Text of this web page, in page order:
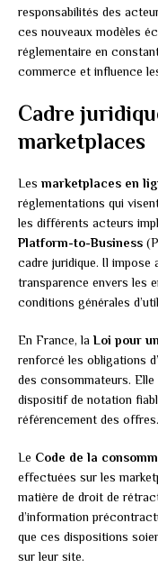
responsabilités des
ces nouveaux modèles
réglementaire en
commerce et influence
Cadre
marketplaces
Les marketplaces en
réglementations qui
les différents acteurs
Platform-to-Business
cadre juridique. Il impose
transparence envers les
conditions générales
En France, laLoi pour
renforcé les obligations
des consommateurs. Elle
dispositif de notation
référencement des offres.
Le Code de la
effectuées sur les
matière de droit de
d’information
que ces dispositions
sur leur site.